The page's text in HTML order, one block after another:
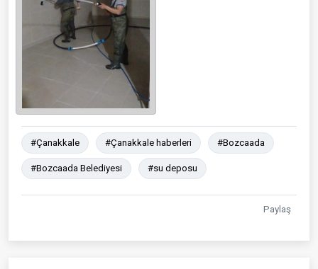
#Çanakkale #Çanakkale haberleri #Bozcaada
#Bozcaada Belediyesi #su deposu
Paylaş